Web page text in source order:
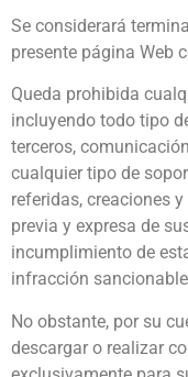
Se considerará
presente página Web
Queda prohibida
incluyendo todo tipo
terceros,
cualquier tipo de
referidas, creaciones
previa y expresa de
incumplimiento de
infracción
No obstante, por su
descargar o realizar